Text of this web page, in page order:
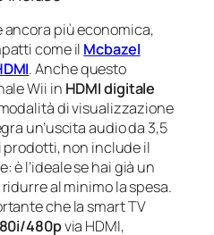
più economica,
come il Mcbazel
. Anche questo
Wii in HDMI digitale
di visualizzazione
un’uscita audio da 3,5
non include il
è l’ideale se hai già un
al minimo la spesa.
che la smart TV
480pvia HDMI,